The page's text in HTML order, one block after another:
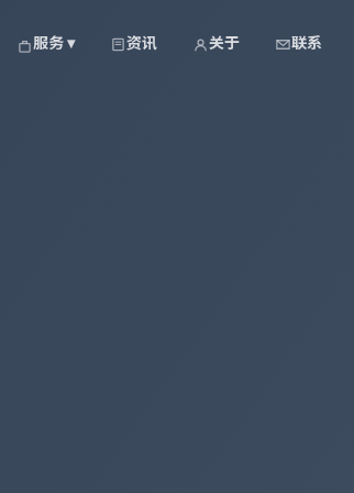
服务 ▾ 资讯 关于 联系